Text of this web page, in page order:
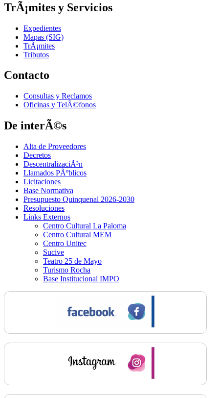
TrÃ¡mites y Servicios
Expedientes
Mapas (SIG)
TrÃ¡mites
Tributos
Contacto
Consultas y Reclamos
Oficinas y TelÃ©fonos
De interÃ©s
Alta de Proveedores
Decretos
DescentralizaciÃ³n
Llamados PÃºblicos
Licitaciones
Base Normativa
Presupuesto Quinquenal 2026-2030
Resoluciones
Links Externos
Centro Cultural La Paloma
Centro Cultural MEM
Centro Unitec
Sucive
Teatro 25 de Mayo
Turismo Rocha
Base Institucional IMPO